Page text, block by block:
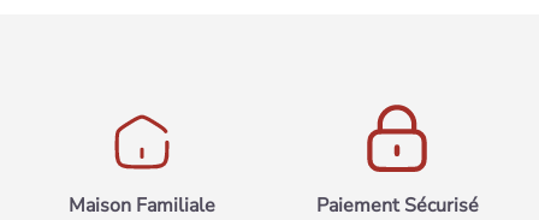
Maison Familiale Paiement Sécurisé